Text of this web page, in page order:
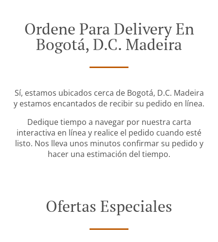
Ordene Para Delivery En
Bogotá, D.C. Madeira
Sí, estamos ubicados cerca de Bogotá, D.C. Madeira
y estamos encantados de recibir su pedido en línea.
Dedique tiempo a navegar por nuestra carta
interactiva en línea y realice el pedido cuando esté
listo. Nos lleva unos minutos confirmar su pedido y
hacer una estimación del tiempo.
Ofertas Especiales